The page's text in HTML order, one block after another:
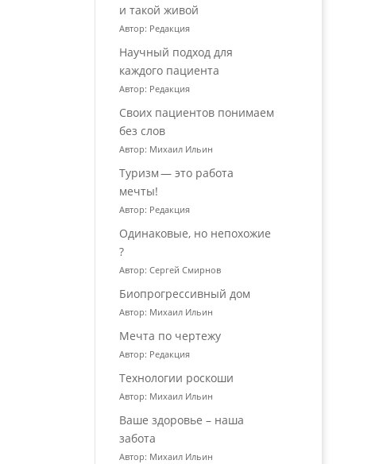
и такой живой
Автор: Редакция
Научный подход для
каждого пациента
Автор: Редакция
Своих пациентов понимаем
без слов
Автор: Михаил Ильин
Туризм — это работа
мечты!
Автор: Редакция
Одинаковые, но непохожие
?
Автор: Сергей Смирнов
Биопрогрессивный дом
Автор: Михаил Ильин
Мечта по чертежу
Автор: Редакция
Технологии роскоши
Автор: Михаил Ильин
Ваше здоровье – наша
забота
Автор: Михаил Ильин